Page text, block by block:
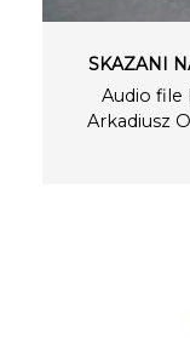
SKAZANI
Audio file
Arkadiusz